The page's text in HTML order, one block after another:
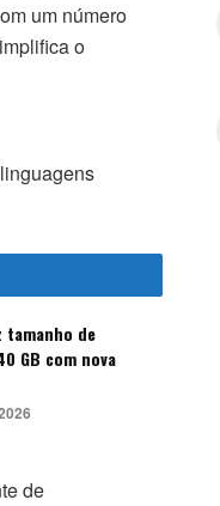
um número
o
tamanho de
GB com nova
de